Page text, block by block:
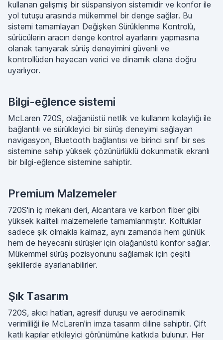
kullanan gelişmiş bir süspansiyon sistemidir ve konfor ile
yol tutuşu arasında mükemmel bir denge sağlar. Bu
sistemi tamamlayan Değişken Sürüklenme Kontrolü,
sürücülerin aracın denge kontrol ayarlarını yapmasına
olanak tanıyarak sürüş deneyimini güvenli ve
kontrollüden heyecan verici ve dinamik olana doğru
uyarlıyor.
Bilgi-eğlence sistemi
McLaren 720S, olağanüstü netlik ve kullanım kolaylığı ile
bağlantılı ve sürükleyici bir sürüş deneyimi sağlayan
navigasyon, Bluetooth bağlantısı ve birinci sınıf bir ses
sistemine sahip yüksek çözünürlüklü dokunmatik ekranlı
bir bilgi-eğlence sistemine sahiptir.
Premium Malzemeler
720S'in iç mekanı deri, Alcantara ve karbon fiber gibi
yüksek kaliteli malzemelerle tamamlanmıştır. Koltuklar
sadece şık olmakla kalmaz, aynı zamanda hem günlük
hem de heyecanlı sürüşler için olağanüstü konfor sağlar.
Mükemmel sürüş pozisyonunu sağlamak için çeşitli
şekillerde ayarlanabilirler.
Şık Tasarım
720S, akıcı hatları, agresif duruşu ve aerodinamik
verimliliği ile McLaren'in imza tasarım diline sahiptir. Çift
katlı kapılar etkileyici görünümüne katkıda bulunur. Her